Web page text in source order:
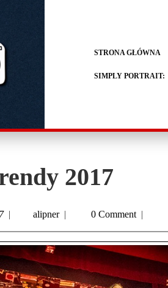
STRONA GŁÓWNA
SIMPLY PORTRAIT:
2017
| alipner | 0 Comment |